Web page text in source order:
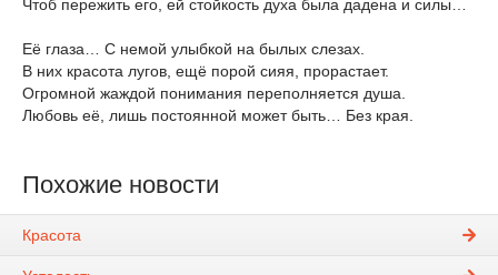
Чтоб пережить его, ей стойкость духа была дадена и силы…
Её глаза… С немой улыбкой на былых слезах.
В них красота лугов, ещё порой сияя, прорастает.
Огромной жаждой понимания переполняется душа.
Любовь её, лишь постоянной может быть… Без края.
Похожие новости
Красота